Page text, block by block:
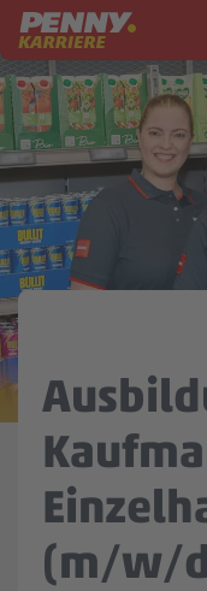
Zum Inhalt springen
Mein
(m/w/